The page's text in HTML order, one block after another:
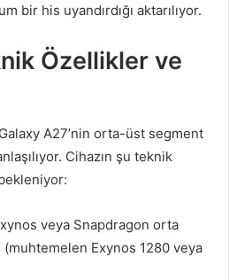
bir his uyandırdığı aktarılıyor.
Özellikler ve
A27’nin orta-üst segment
Cihazın şu teknik
veya Snapdragon orta
Exynos 1280 veya